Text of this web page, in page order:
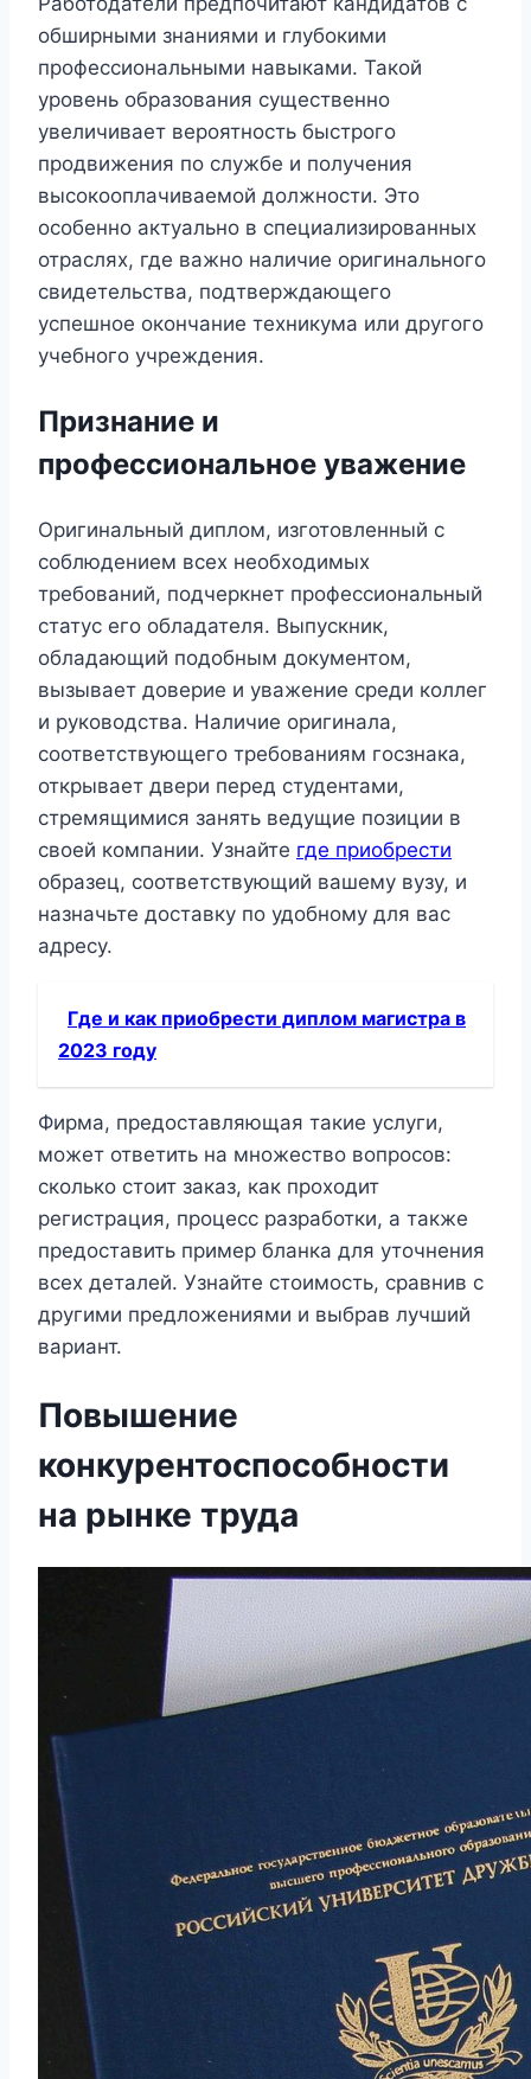
обширными знаниями и глубокими
профессиональными навыками. Такой
уровень образования существенно
увеличивает вероятность быстрого
продвижения по службе и получения
высокооплачиваемой должности. Это
особенно актуально в специализированных
отраслях, где важно наличие оригинального
свидетельства, подтверждающего
успешное окончание техникума или другого
учебного учреждения.
Признание и
профессиональное уважение
Оригинальный диплом, изготовленный с
соблюдением всех необходимых
требований, подчеркнет профессиональный
статус его обладателя. Выпускник,
обладающий подобным документом,
вызывает доверие и уважение среди коллег
и руководства. Наличие оригинала,
соответствующего требованиям госзнака,
открывает двери перед студентами,
стремящимися занять ведущие позиции в
своей компании. Узнайте где приобрести
образец, соответствующий вашему вузу, и
назначьте доставку по удобному для вас
адресу.
Где и как приобрести диплом магистра в
2023 году
Фирма, предоставляющая такие услуги,
может ответить на множество вопросов:
сколько стоит заказ, как проходит
регистрация, процесс разработки, а также
предоставить пример бланка для уточнения
всех деталей. Узнайте стоимость, сравнив с
другими предложениями и выбрав лучший
вариант.
Повышение
конкурентоспособности
на рынке труда